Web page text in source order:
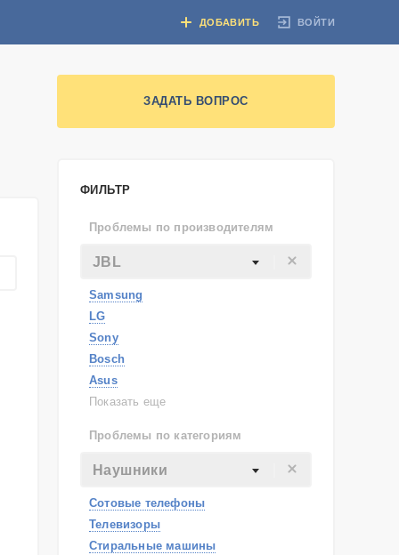
ВОЙТИ
ДОБАВИТЬ
ЗАДАТЬ ВОПРОС
ФИЛЬТР
Проблемы по производителям
JBL
Samsung
LG
Sony
Bosch
Asus
Lenovo
Apple
Indesit
Показать еще
Проблемы по категориям
Наушники
Сотовые телефоны
Телевизоры
Стиральные машины